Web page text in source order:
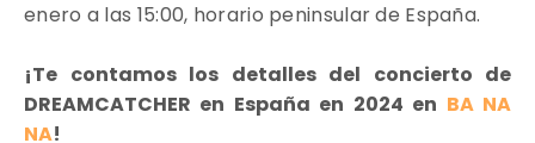
enero a las 15:00, horario peninsular de España.
¡Te contamos los detalles del concierto de
DREAMCATCHER en España en 2024 en BA NA
NA!